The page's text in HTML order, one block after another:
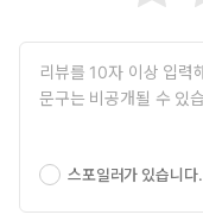
스포일러가 있습니다.